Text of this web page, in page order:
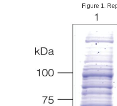
Figure 1.